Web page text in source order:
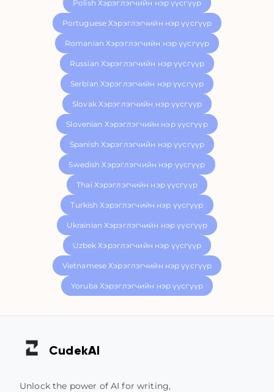
Polish Хэрэглэгчийн нэр үүсгүүр
Portuguese Хэрэглэгчийн нэр үүсгүүр
Romanian Хэрэглэгчийн нэр үүсгүүр
Russian Хэрэглэгчийн нэр үүсгүүр
Serbian Хэрэглэгчийн нэр үүсгүүр
Slovak Хэрэглэгчийн нэр үүсгүүр
Slovenian Хэрэглэгчийн нэр үүсгүүр
Spanish Хэрэглэгчийн нэр үүсгүүр
Swedish Хэрэглэгчийн нэр үүсгүүр
Thai Хэрэглэгчийн нэр үүсгүүр
Turkish Хэрэглэгчийн нэр үүсгүүр
Ukrainian Хэрэглэгчийн нэр үүсгүүр
Uzbek Хэрэглэгчийн нэр үүсгүүр
Vietnamese Хэрэглэгчийн нэр үүсгүүр
Yoruba Хэрэглэгчийн нэр үүсгүүр
CudekAI
Unlock the power of AI for writing,